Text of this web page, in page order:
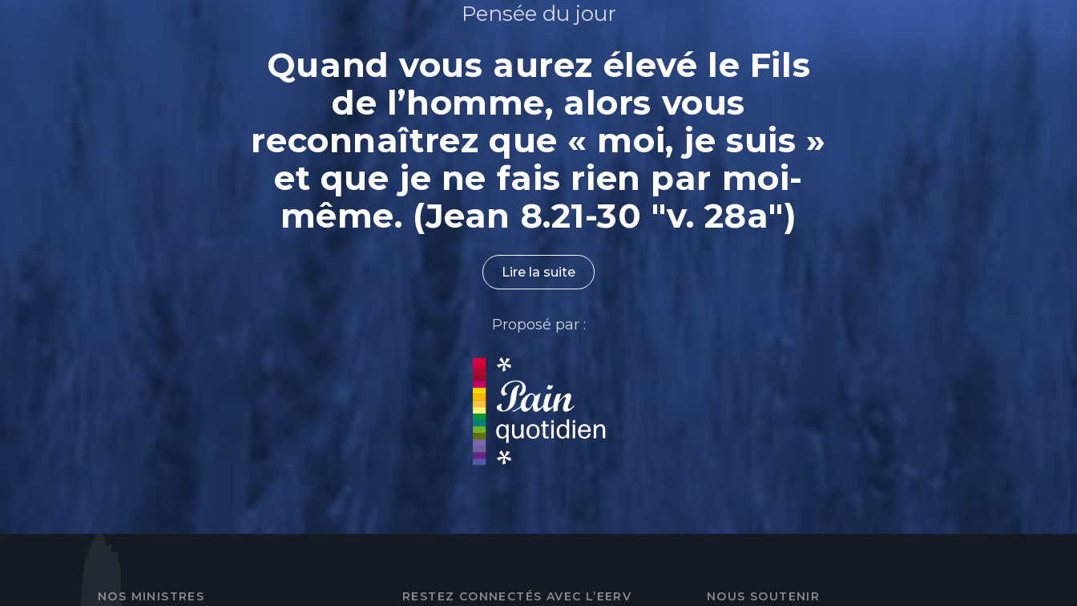
Pensée du jour
Quand vous aurez élevé le Fils
de l’homme, alors vous
reconnaîtrez que « moi, je suis »
et que je ne fais rien par moi-
même. (Jean 8.21-30 "v. 28a")
Lire la suite
Proposé par :
NOS MINISTRES RESTEZ CONNECTÉS AVEC L’EERV NOUS SOUTENIR